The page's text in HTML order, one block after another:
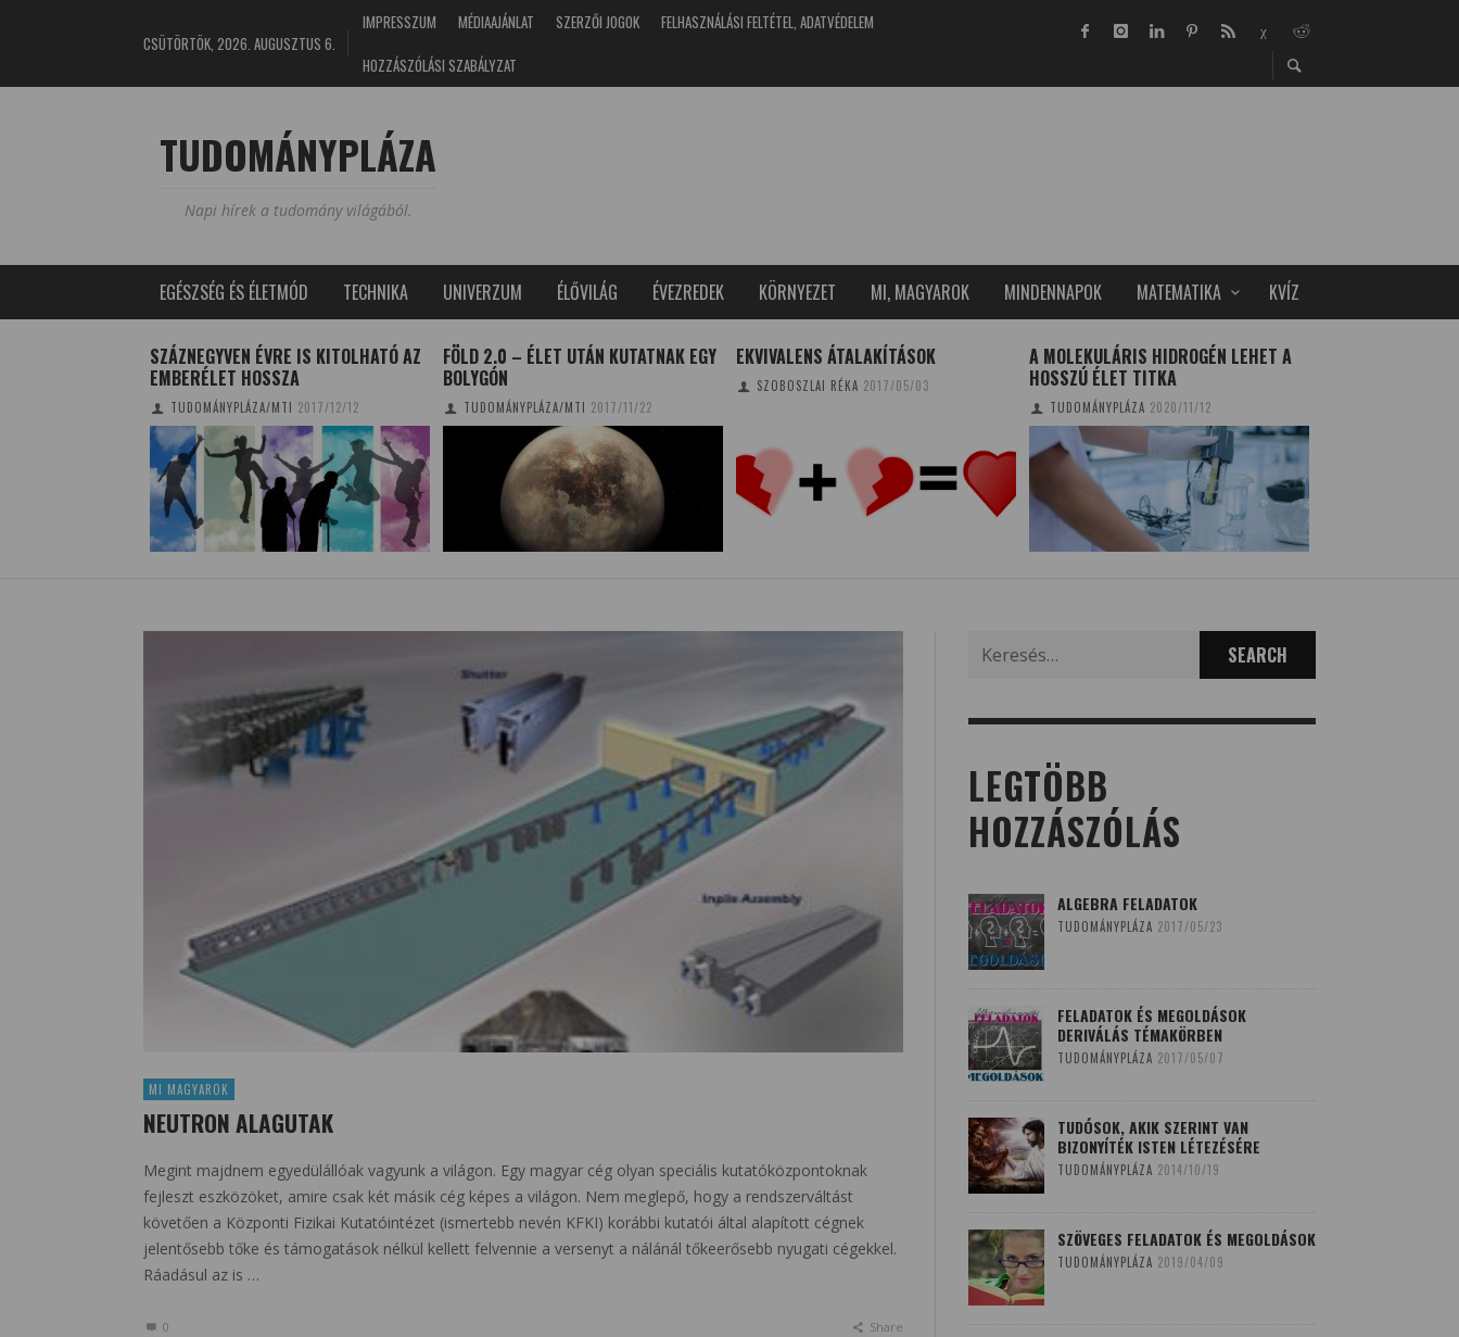
CSÜTÖRTÖK, 2026. AUGUSZTUS 6.
IMPRESSZUM MÉDIAAJÁNLAT SZERZŐI JOGOK
FELHASZNÁLÁSI FELTÉTEL, ADATVÉDELEM
HOZZÁSZÓLÁSI SZABÁLYZAT
TUDOMÁNYPLÁZA
Napi hírek a tudomány világából.
EGÉSZSÉG ÉS ÉLETMÓD TECHNIKA UNIVERZUM ÉLŐVILÁG ÉVEZREDEK KÖRNYEZET MI, MAGYAROK MINDENNAPOK MATEMATIKA KVÍZ
SZÁZNEGYVEN ÉVRE IS KITOLHATÓ AZ
EMBERÉLET HOSSZA
TUDOMÁNYPLÁZA/MTI 2017/12/12
FÖLD 2.0 – ÉLET UTÁN KUTATNAK EGY
BOLYGÓN
TUDOMÁNYPLÁZA/MTI 2017/11/22
EKVIVALENS ÁTALAKÍTÁSOK
SZOBOSZLAI RÉKA 2017/05/03
A MOLEKULÁRIS HIDROGÉN LEHET A
HOSSZÚ ÉLET TITKA
TUDOMÁNYPLÁZA 2020/11/12
MI MAGYAROK
NEUTRON ALAGUTAK
Megint majdnem egyedülállóak vagyunk a világon. Egy magyar cég olyan speciális kutatóközpontoknak
fejleszt eszközöket, amire csak két másik cég képes a világon. Nem meglepő, hogy a rendszerváltást
követően a Központi Fizikai Kutatóintézet (ismertebb nevén KFKI) korábbi kutatói által alapított cégnek
jelentősebb tőke és támogatások nélkül kellett felvennie a versenyt a nálánál tőkeerősebb nyugati cégekkel.
Ráadásul az is …
0 Share
for:
LEGTÖBB
HOZZÁSZÓLÁS
ALGEBRA FELADATOK
TUDOMÁNYPLÁZA 2017/05/23
FELADATOK ÉS MEGOLDÁSOK
DERIVÁLÁS TÉMAKÖRBEN
TUDOMÁNYPLÁZA 2017/05/07
TUDÓSOK, AKIK SZERINT VAN
BIZONYÍTÉK ISTEN LÉTEZÉSÉRE
TUDOMÁNYPLÁZA 2014/10/19
SZÖVEGES FELADATOK ÉS MEGOLDÁSOK
TUDOMÁNYPLÁZA 2019/04/09